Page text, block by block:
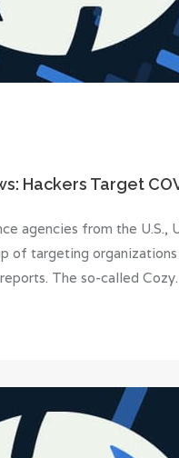
Hackers Target
agencies from the U.S.,
of targeting
The so-called